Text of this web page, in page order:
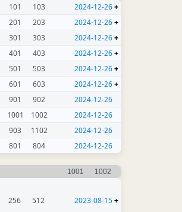
101 103 2024-12-26+
201 203 2024-12-26+
301 303 2024-12-26+
401 403 2024-12-26+
501 503 2024-12-26+
601 603 2024-12-26+
901 902
2024-12-26
1001 1002
2024-12-26
903 1102
2024-12-26
801 804 2024-12-26
1001 1002
256 512 2023-08-15+